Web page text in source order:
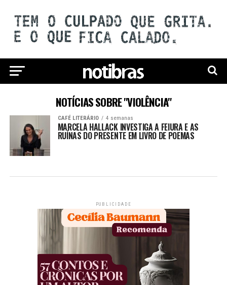
NOTÍCIAS SOBRE "VIOLÊNCIA"
CAFÉ LITERÁRIO 4 semanas
MARCELA HALLACK INVESTIGA A FEIURA E AS
RUÍNAS DO PRESENTE EM LIVRO DE POEMAS
PUBLICIDADE